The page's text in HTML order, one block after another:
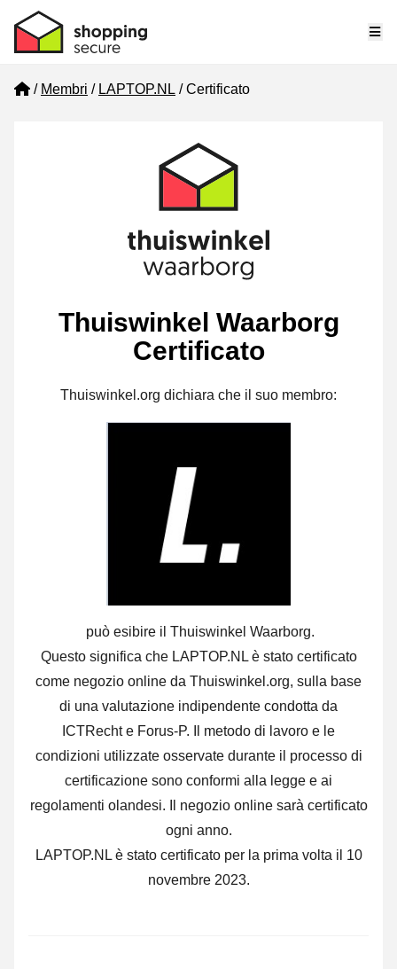
Home
Membri LAPTOP.NL Certificato
Thuiswinkel Waarborg
Certificato
Thuiswinkel.org dichiara che il suo membro:
può esibire il Thuiswinkel Waarborg.
Questo significa che LAPTOP.NL è stato certificato
come negozio online da Thuiswinkel.org, sulla base
di una valutazione indipendente condotta da
ICTRecht e Forus-P. Il metodo di lavoro e le
condizioni utilizzate osservate durante il processo di
certificazione sono conformi alla legge e ai
regolamenti olandesi. Il negozio online sarà certificato
ogni anno.
LAPTOP.NL è stato certificato per la prima volta il 10
novembre 2023.